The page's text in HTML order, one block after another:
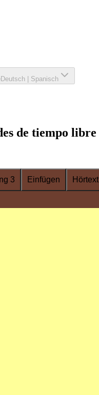
Deutsch Spanisch
de tiempo libre
3 Einfügen Hörtext